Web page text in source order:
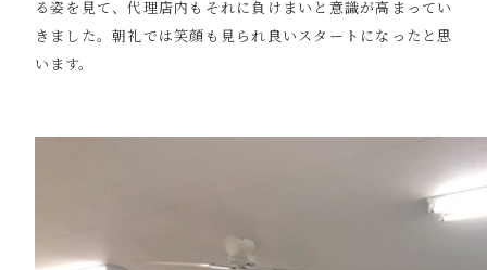
る姿を見て、代理店内もそれに負けまいと意識が高まってい
きました。朝礼では笑顔も見られ良いスタートになったと思
います。